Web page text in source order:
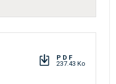
PDF
237.43 Ko